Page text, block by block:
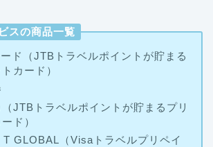
スの商品一覧
ド（JTBトラベルポイントが貯まる
カード）
JTBトラベルポイントが貯まるプリ
ド）
GLOBAL（Visaトラベルプリペイ